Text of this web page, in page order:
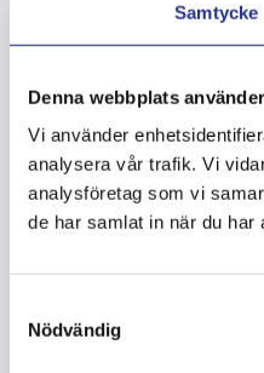
Samtycke
Denna webbplats
Vi använder
analysera vår trafik. Vi
analysföretag som vi
de har samlat in när du har
Nödvändig